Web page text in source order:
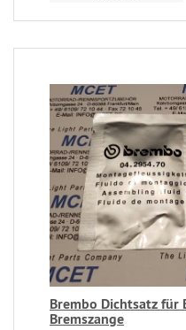
Brembo Dichtsatz für
Bremszange